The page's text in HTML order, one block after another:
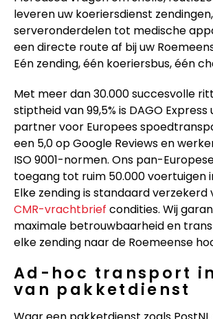
leveren uw koeriersdienst
serveronderdelen tot medische
een directe route af bij uw
Eén zending, één koeriersbus, één
Met meer dan 30.000 succesvolle
stiptheid van 99,5% is DAGO
partner voor Europees
een 5,0 op Google Reviews en
ISO 9001-normen. Ons pan-
toegang tot ruim 50.000 voertuigen
Elke zending is standaard verzekerd
CMR-vrachtbrief condities. Wij
maximale betrouwbaarheid en
elke zending naar de Roemeense
Ad-hoc transport
van pakketdienst